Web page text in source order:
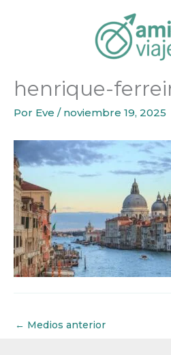
henrique-
Por Eve / noviembre 19, 2025
← Medios anterior